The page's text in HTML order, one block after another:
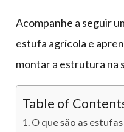
Acompanhe a seguir
estufa agrícola e
montar a estrutura na
Table of
O que são as